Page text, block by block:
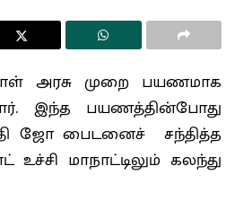
அரசு முறை பயணமாக
இந்த பயணத்தின்போது
ஜோ பைடனைச் சந்தித்த
உச்சி மாநாட்டிலும் கலந்து